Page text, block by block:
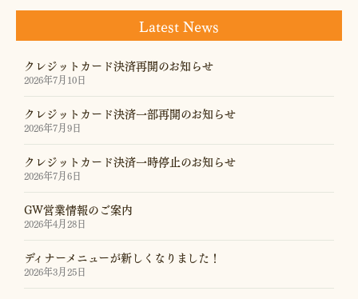
Latest News
クレジットカード決済再開のお知らせ
2026年7月10日
クレジットカード決済一部再開のお知らせ
2026年7月9日
クレジットカード決済一時停止のお知らせ
2026年7月6日
GW営業情報のご案内
2026年4月28日
ディナーメニューが新しくなりました！
2026年3月25日